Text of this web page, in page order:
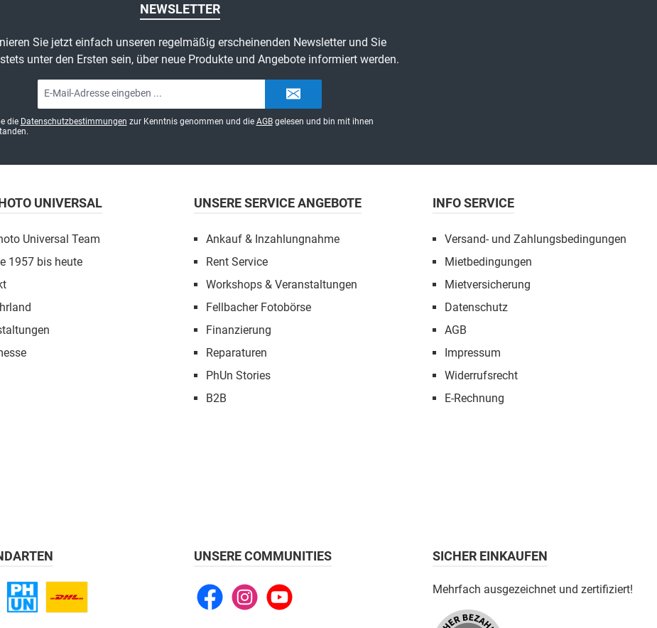
NEWSLETTER
Sie jetzt einfach unseren regelmäßig erscheinenden Newsletter und Sie
unter den Ersten sein, über neue Produkte und Angebote informiert werden.
Mail-
Adresse*
die Datenschutzbestimmungen zur Kenntnis genommen und die AGBgelesen und bin mit ihnen
UNIVERSAL
Universal Team
1957 bis heute
UNSERE SERVICE ANGEBOTE
Ankauf & Inzahlungnahme
Rent Service
Workshops & Veranstaltungen
Fellbacher Fotobörse
Finanzierung
Reparaturen
PhUn Stories
B2B
INFO SERVICE
Versand- und Zahlungsbedingungen
Mietbedingungen
Mietversicherung
Datenschutz
AGB
Impressum
Widerrufsrecht
E-Rechnung
UNSERE COMMUNITIES
FacebookInstagramYouTube
SICHER EINKAUFEN
Mehrfach ausgezeichnet und zertifiziert!